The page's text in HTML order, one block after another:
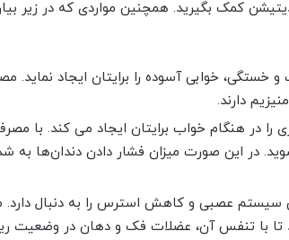
کمک بگیرید. همچنین مواردی که در زیر
خستگی، خوابی آسوده را برایتان ایجاد نماید.
دارند.
را در هنگام خواب برایتان ایجاد می کند. با
در این صورت میزان فشار دادن‌ دندان‌ها
عصبی و کاهش استرس را به دنبال دارد.
تا با تنفس آن، عضلات فک و دهان در وضعیت